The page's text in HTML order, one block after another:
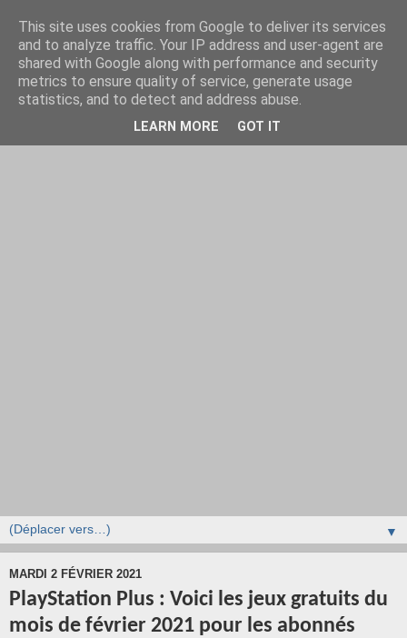
▼
MARDI 2 FÉVRIER 2021
PlayStation Plus : Voici les jeux gratuits du
mois de février 2021 pour les abonnés
This site uses cookies from Google to deliver its services
and to analyze traffic. Your IP address and user-agent are
shared with Google along with performance and security
metrics to ensure quality of service, generate usage
statistics, and to detect and address abuse.
LEARN MORE GOT IT